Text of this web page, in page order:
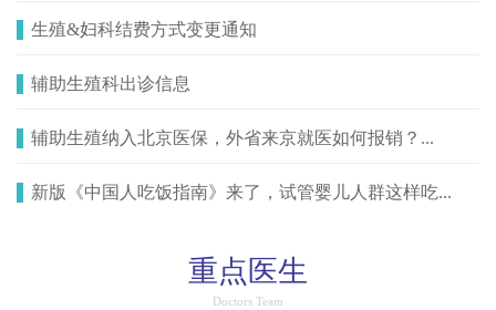
生殖&妇科结费方式变更通知
辅助生殖科出诊信息
辅助生殖纳入北京医保，外省来京就医如何报销？...
新版《中国人吃饭指南》来了，试管婴儿人群这样吃...
重点医生
Doctors Team